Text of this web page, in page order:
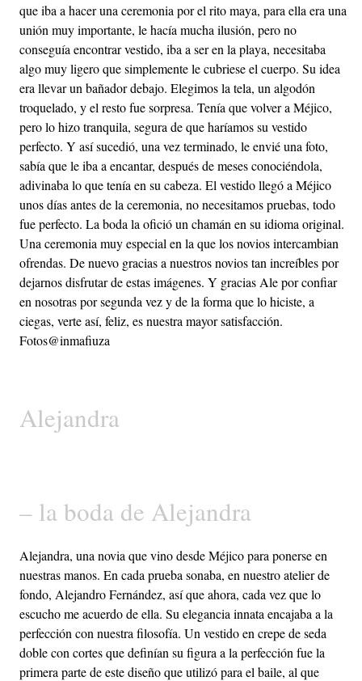
que iba a hacer una ceremonia por el rito maya, para ella era una
unión muy importante, le hacía mucha ilusión, pero no
conseguía encontrar vestido, iba a ser en la playa, necesitaba
algo muy ligero que simplemente le cubriese el cuerpo. Su idea
era llevar un bañador debajo. Elegimos la tela, un algodón
troquelado, y el resto fue sorpresa. Tenía que volver a Méjico,
pero lo hizo tranquila, segura de que haríamos su vestido
perfecto. Y así sucedió, una vez terminado, le envié una foto,
sabía que le iba a encantar, después de meses conociéndola,
adivinaba lo que tenía en su cabeza. El vestido llegó a Méjico
unos días antes de la ceremonia, no necesitamos pruebas, todo
fue perfecto. La boda la ofició un chamán en su idioma original.
Una ceremonia muy especial en la que los novios intercambian
ofrendas. De nuevo gracias a nuestros novios tan increíbles por
dejarnos disfrutar de estas imágenes. Y gracias Ale por confiar
en nosotras por segunda vez y de la forma que lo hiciste, a
ciegas, verte así, feliz, es nuestra mayor satisfacción.
Fotos@inmafiuza
Alejandra
– la boda de Alejandra
Alejandra, una novia que vino desde Méjico para ponerse en
nuestras manos. En cada prueba sonaba, en nuestro atelier de
fondo, Alejandro Fernández, así que ahora, cada vez que lo
escucho me acuerdo de ella. Su elegancia innata encajaba a la
perfección con nuestra filosofía. Un vestido en crepe de seda
doble con cortes que definían su figura a la perfección fue la
primera parte de este diseño que utilizó para el baile, al que